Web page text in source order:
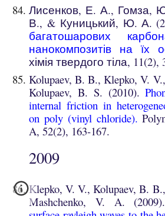
Лисенков, Е. А., Гомза,
В., & Куницький, Ю. А.
багатошарових
нанокомпозитів на їх
хімія твердого тіла, 11(2),
Kolupaev, B. B., Klepko, V.
Kolupaev, B. S. (2010).
internal friction in
on poly (vinyl chloride).
A, 52(2), 163-167.
2009
Klepko, V. V., Kolupaev, B.
Mashchenko, V. A.